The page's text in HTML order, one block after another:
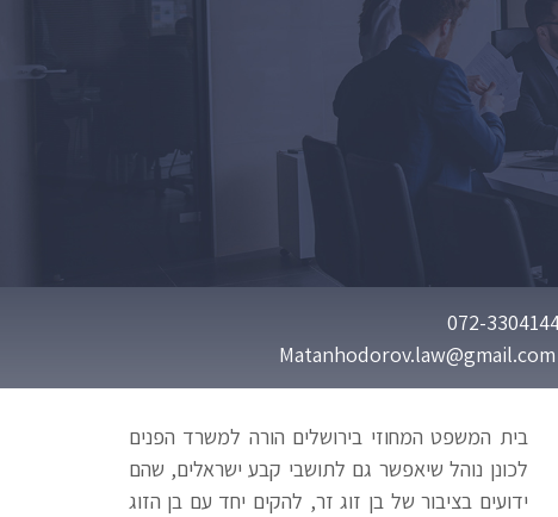
בית המשפט המחוזי בירושלים הורה למשרד הפנים
לכונן נוהל שיאפשר גם לתושבי קבע ישראלים, שהם
ידועים בציבור של בן זוג זר, להקים יחד עם בן הזוג